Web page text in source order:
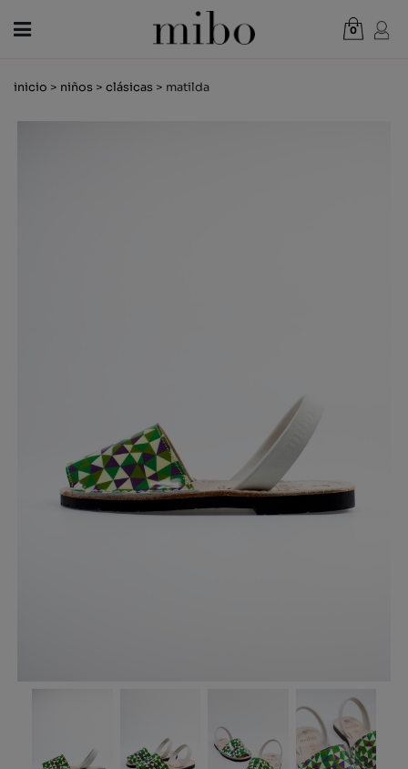
MUJER
0
inicio > niños > clásicas > matilda